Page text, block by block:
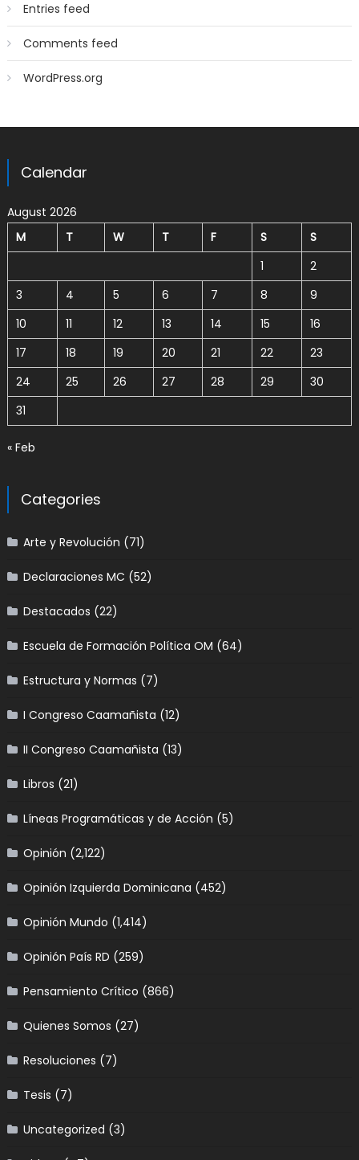
Entries feed
Comments feed
WordPress.org
Calendar
August 2026
M
T W T F S
S
1
2
3
4 5 6 7 8
9
10
11 12 13 14 15
16
17
18 19 20 21 22
23
24
25 26 27 28 29
30
31
« Feb
Categories
Arte y Revolución (71)
Declaraciones MC (52)
Destacados (22)
Escuela de Formación Política OM (64)
Estructura y Normas (7)
I Congreso Caamañista (12)
II Congreso Caamañista (13)
Libros (21)
Líneas Programáticas y de Acción (5)
Opinión (2,122)
Opinión Izquierda Dominicana (452)
Opinión Mundo (1,414)
Opinión País RD (259)
Pensamiento Crítico (866)
Quienes Somos (27)
Resoluciones (7)
Tesis (7)
Uncategorized (3)